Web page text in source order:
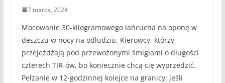
7 marca, 2024
Mocowanie 30-kilogramowego łańcucha na oponę w
deszczu w nocy na odludziu. Kierowcy, którzy
przejeżdżają pod przewożonymi śmigłami o długości
czterech TIR-ów, bo koniecznie chcą cię wyprzedzić.
Pełzanie w 12-godzinnej kolejce na granicy: jeśli